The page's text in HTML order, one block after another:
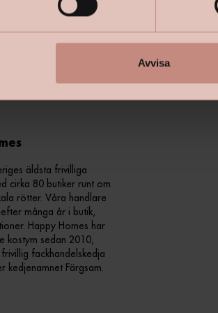
Avvisa
äldsta frivilliga
cirka 80 butiker runt om
rötter. Våra handlare
många år i butik,
Happy Homes har
kostym sedan 2010,
fackhandelskedja
kedjenamnet Färgsam.